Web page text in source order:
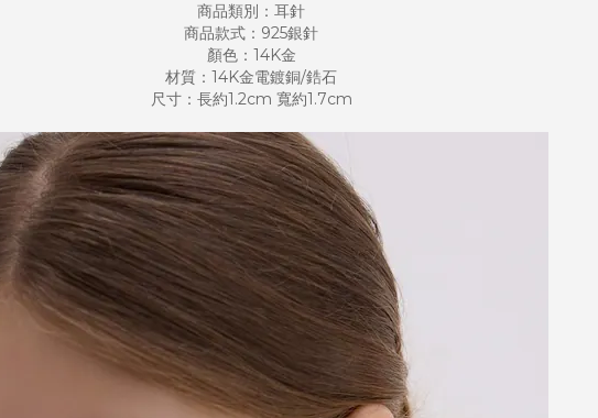
商品類別：耳針
商品款式：925銀針
顏色：14K金
材質：14K金電鍍銅/鋯石
尺寸：長約1.2cm 寬約1.7cm